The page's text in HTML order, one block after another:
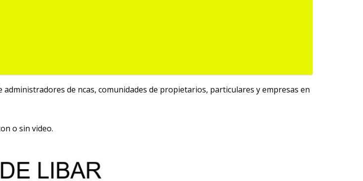
de fincas, comunidades de propietarios, particulares y empresas en
o sin video.